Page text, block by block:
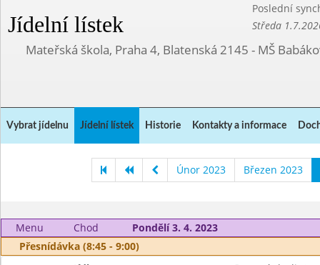
Jídelní lístek
Poslední
Středa
Mateřská škola, Praha 4, Blatenská 2145 - MŠ
Vybrat jídelnu Jídelní lístek Historie Kontakty a informace
Únor 2023 Březen 2023
Menu Chod
Pondělí 3. 4. 2023
Přesnídávka (8:45 - 9:00)